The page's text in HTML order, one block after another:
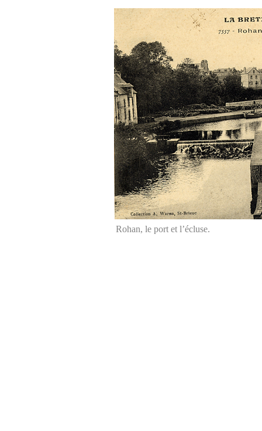
Rohan, le port et l’écluse.